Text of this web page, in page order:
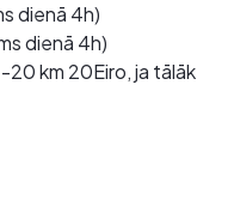
dienā 4h)
dienā 4h)
20 km 20Eiro, ja tālāk